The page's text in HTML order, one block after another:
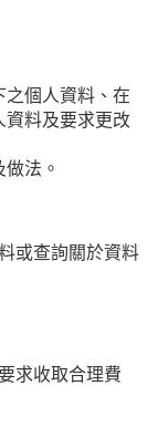
個人資料、在
料及要求更改
法。
或查詢關於資料
求收取合理費